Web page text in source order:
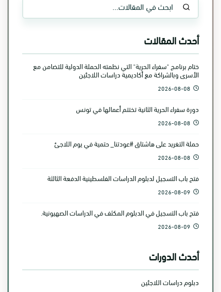
أحدث المقالات
ختام برنامج "سفراء الحرية" التي نظمته الحملة الدولية للتضامن مع
الأسرى وبالشراكة مع أكاديمية دراسات اللاجئين
2026-08-08
دورة سفراء الحرية الثانية تختتم أعمالها في تونس
2026-08-08
حملة التغريد على هاشتاق #عودتنا_ حتمية في يوم اللاجئ
2026-08-08
فتح باب التسجيل لدبلوم الدراسات الفلسطينية الدفعة الثالثة
2026-08-09
فتح باب التسجيل في الدبلوم المكثف في الدراسات الصهيونية.
2026-08-09
أحدث الدورات
دبلوم دراسات اللاجئين